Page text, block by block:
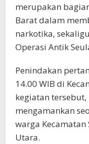
merupakan
Barat dalam
narkotika,
Operasi Antik
Penindakan
14.00 WIB di
kegiatan
mengamankan
warga Kecamatan
Utara.